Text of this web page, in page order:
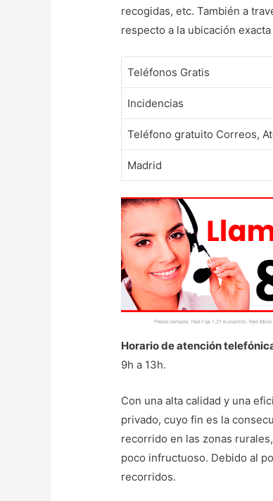
recogidas, etc. También a
respecto a la ubicación
Teléfonos Gratis
Incidencias
Teléfono gratuito Correos,
Madrid
Horario de atención
9h a 13h.
Con una alta calidad y una
privado, cuyo fin es la
recorrido en las zonas
poco infructuoso. Debido al
recorridos.